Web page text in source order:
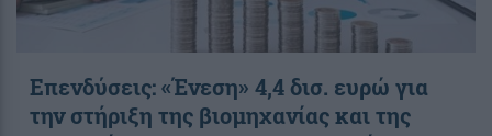
Επενδύσεις: «Ένεση» 4,4 δισ. ευρώ για
την στήριξη της βιομηχανίας και της